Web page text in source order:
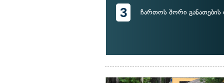
3 ჩართოს შორი განათების